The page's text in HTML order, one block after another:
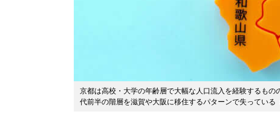
京都は高校・大学の年齢層で大幅な人口流入を経験するも
代前半の階層を滋賀や大阪に移住するパターンで失っている